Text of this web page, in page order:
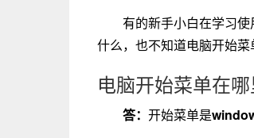
有的新手小白在学习
什么，也不知道电脑开始
电脑开始菜单在哪
答： 开始菜单是